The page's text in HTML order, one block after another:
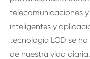
telecomunicaciones
inteligentes y
tecnología LCD se
de nuestra vida